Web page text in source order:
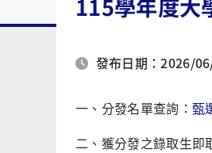
115學年度大
發布日期：2026/
一、分發名單查詢： 甄
二、獲分發之錄取生即